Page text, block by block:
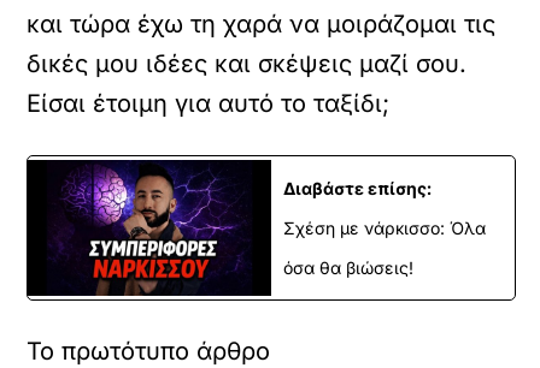
και τώρα έχω τη χαρά να μοιράζομαι τις
δικές μου ιδέες και σκέψεις μαζί σου.
Είσαι έτοιμη για αυτό το ταξίδι;
Διαβάστε επίσης:
Σχέση με νάρκισσο: Όλα
όσα θα βιώσεις!
Το πρωτότυπο άρθρο